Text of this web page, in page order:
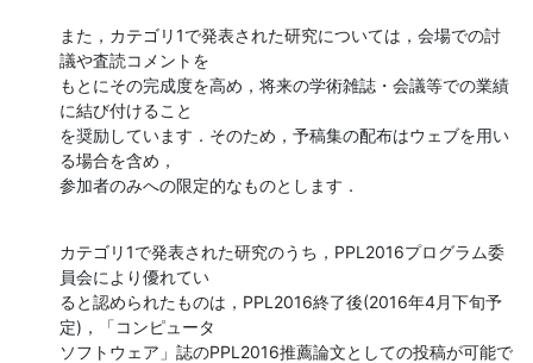
また，カテゴリ1で発表された研究については，会場での討
議や査読コメントを
もとにその完成度を高め，将来の学術雑誌・会議等での業績
に結び付けること
を奨励しています．そのため，予稿集の配布はウェブを用い
る場合を含め，
参加者のみへの限定的なものとします．
カテゴリ1で発表された研究のうち，PPL2016プログラム委
員会により優れてい
ると認められたものは，PPL2016終了後(2016年4月下旬予
定)，「コンピュータ
ソフトウェア」誌のPPL2016推薦論文としての投稿が可能で